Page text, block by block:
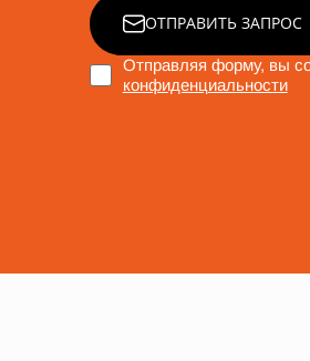
ОТПРАВИТЬ ЗАПРОС
Отправляя форму, вы
конфиденциальности